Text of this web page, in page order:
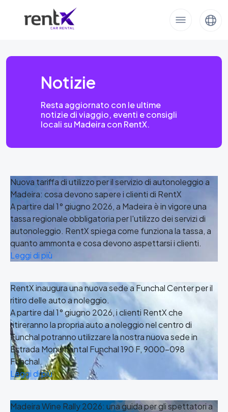
Notizie
Resta aggiornato con le ultime
notizie di viaggio, eventi e consigli
locali su Madeira con RentX.
Nuova tariffa di utilizzo per il servizio di autonoleggio a
Madeira: cosa devono sapere i clienti di RentX
A partire dal 1° giugno 2026, a Madeira è in vigore una
tassa regionale obbligatoria per l'utilizzo dei servizi di
autonoleggio. RentX spiega come funziona la tassa, a
quanto ammonta e cosa devono aspettarsi i clienti.
Leggi di più
RentX inaugura una nuova sede a Funchal Center per il
ritiro delle auto a noleggio.
A partire dal 1° giugno 2026, i clienti RentX che
ritireranno la propria auto a noleggio nel centro di
Funchal potranno utilizzare la nostra nuova sede in
Estrada Monumental Funchal 190 F, 9000-098
Funchal.
Leggi di più
Madeira Wine Rally 2026: una guida per gli spettatori a